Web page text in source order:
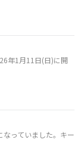
年1月11日(日)に開
っていました。キー